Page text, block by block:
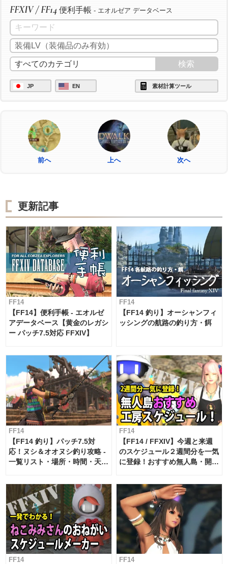
FFXIV / FF14 便利手帳 - エオルゼア データベース
JP EN 素材計算ツール
前へ 上へ 次へ
更新記事
FF14
【FF14】便利手帳 - エオルゼ
アデータベース【黄金のレガシ
ー パッチ7.5対応 FFXIV】
FF14
【FF14 釣り】オーシャンフィ
ッシングの航路の釣り方・餌
FF14
【FF14 釣り】パッチ7.5対
応！ヌシ＆オオヌシ釣り攻略 -
一覧リスト・場所・時間・天
FF14
【FF14 / FFXIV】今週と来週
のスケジュール２週間分を一気
に登録！おすすめ無人島・開拓
FF14 FF14